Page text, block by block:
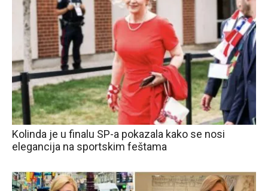
Kolinda je u finalu SP-a pokazala kako se nosi
elegancija na sportskim feštama